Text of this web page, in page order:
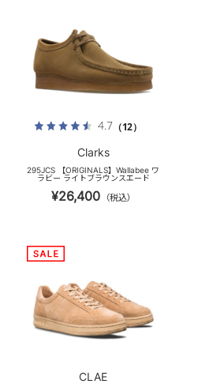
4.7（12）
Clarks
295JCS 【ORIGINALS】Wallabee ワ
ラビー ライトブラウンスエード
¥26,400 （税込）
CLAE